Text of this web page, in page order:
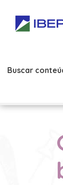
Buscar